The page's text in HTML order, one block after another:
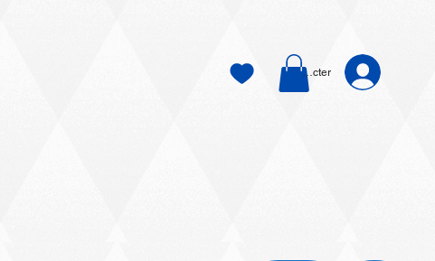
Se connecter